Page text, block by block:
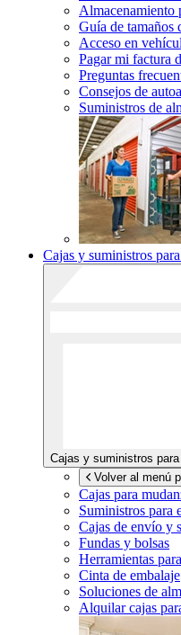
Almacenamiento
Guía de tamaños
Acceso en
Pagar mi factura
Preguntas
Consejos de
Suministros de
Cajas y suministros
Cajas y suministros
Volver al menú
Cajas para
Suministros para
Cajas de envío y
Fundas y bolsas
Herramientas
Cinta de embalaje
Soluciones de
Alquilar cajas